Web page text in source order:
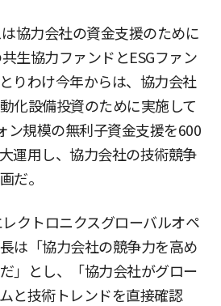
協力会社の資金支援のために
生協力ファンドとESGファン
りわけ今年からは、協力会社
化設備投資のために実施して
ン規模の無利子資金支援を600
運用し、協力会社の技術競争
だ。
クトロニクスグローバルオペ
は「協力会社の競争力を高め
」とし、「協力会社がグロー
と技術トレンドを直接確認